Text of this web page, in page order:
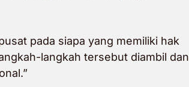
pada siapa yang memiliki hak
langkah tersebut diambil dan